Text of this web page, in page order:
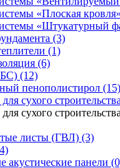
«Плоская
«Штукатурный
(3)
(1)
(6)
(12)
пенополистирол (15)
сухого
сухого
листы (ГВЛ) (3)
акустические панели